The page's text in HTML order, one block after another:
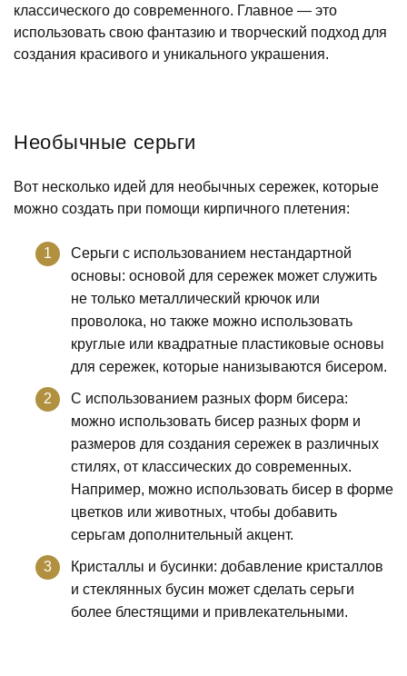
классического до современного. Главное — это
использовать свою фантазию и творческий подход для
создания красивого и уникального украшения.
Необычные серьги
Вот несколько идей для необычных сережек, которые
можно создать при помощи кирпичного плетения:
Серьги с использованием нестандартной
основы: основой для сережек может служить
не только металлический крючок или
проволока, но также можно использовать
круглые или квадратные пластиковые основы
для сережек, которые нанизываются бисером.
С использованием разных форм бисера:
можно использовать бисер разных форм и
размеров для создания сережек в различных
стилях, от классических до современных.
Например, можно использовать бисер в форме
цветков или животных, чтобы добавить
серьгам дополнительный акцент.
Кристаллы и бусинки: добавление кристаллов
и стеклянных бусин может сделать серьги
более блестящими и привлекательными.